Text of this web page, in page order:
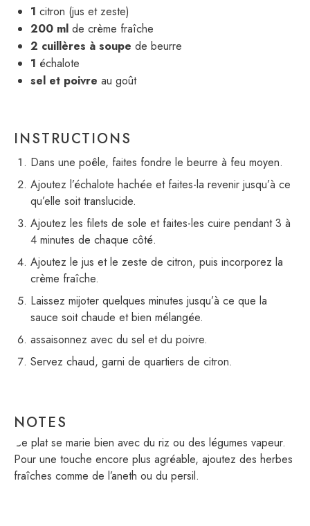
1 citron (jus et zeste)
200 ml de crème fraîche
2 cuillères à soupe de beurre
1 échalote
sel et poivre au goût
INSTRUCTIONS
Dans une poêle, faites fondre le beurre à feu moyen.
Ajoutez l’échalote hachée et faites-la revenir jusqu’à ce
qu’elle soit translucide.
Ajoutez les filets de sole et faites-les cuire pendant 3 à
4 minutes de chaque côté.
Ajoutez le jus et le zeste de citron, puis incorporez la
crème fraîche.
Laissez mijoter quelques minutes jusqu’à ce que la
sauce soit chaude et bien mélangée.
assaisonnez avec du sel et du poivre.
Servez chaud, garni de quartiers de citron.
NOTES
Ce plat se marie bien avec du riz ou des légumes vapeur.
Pour une touche encore plus agréable, ajoutez des herbes
fraîches comme de l’aneth ou du persil.